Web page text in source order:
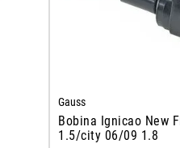
Gauss
Bobina Ignicao New
1.5/city 06/09 1.8